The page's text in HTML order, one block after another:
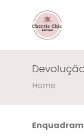
Home